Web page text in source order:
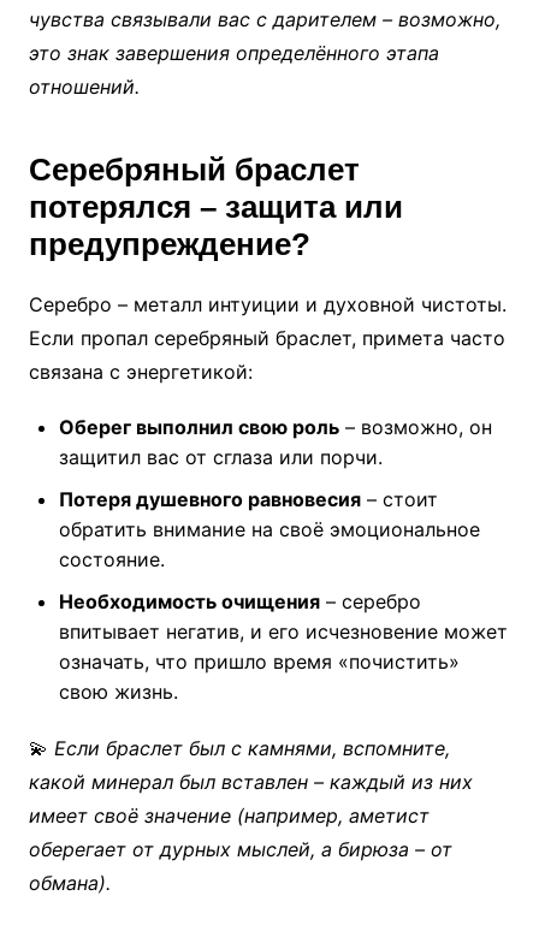
чувства связывали вас с дарителем – возможно,
это знак завершения определённого этапа
отношений.
Серебряный браслет
потерялся – защита или
предупреждение?
Серебро – металл интуиции и духовной чистоты.
Если пропал серебряный браслет, примета часто
связана с энергетикой:
Оберег выполнил свою роль– возможно, он
защитил вас от сглаза или порчи.
Потеря душевного равновесия– стоит
обратить внимание на своё эмоциональное
состояние.
Необходимость очищения– серебро
впитывает негатив, и его исчезновение может
означать, что пришло время «почистить»
свою жизнь.
💫 Если браслет был с камнями, вспомните,
какой минерал был вставлен – каждый из них
имеет своё значение (например, аметист
оберегает от дурных мыслей, а бирюза – от
обмана).